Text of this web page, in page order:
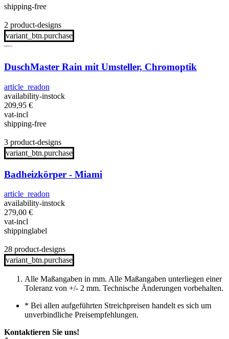
shipping-free
2 product-designs
variant_btn.purchase
DuschMaster Rain mit Umsteller, Chromoptik
article_readon
availability-instock
209,95 €
vat-incl
shipping-free
3 product-designs
variant_btn.purchase
Badheizkörper - Miami
article_readon
availability-instock
279,00 €
vat-incl
shippinglabel
28 product-designs
variant_btn.purchase
Alle Maßangaben in mm. Alle Maßangaben unterliegen einer
Toleranz von +/- 2 mm. Technische Änderungen vorbehalten.
* Bei allen aufgeführten Streichpreisen handelt es sich um
unverbindliche Preisempfehlungen.
Kontaktieren Sie uns!